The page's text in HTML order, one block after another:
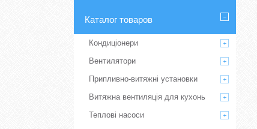
Каталог товаров
Кондиціонери
Вентилятори
Припливно-витяжні установки
Витяжна вентиляція для кухонь
Теплові насоси